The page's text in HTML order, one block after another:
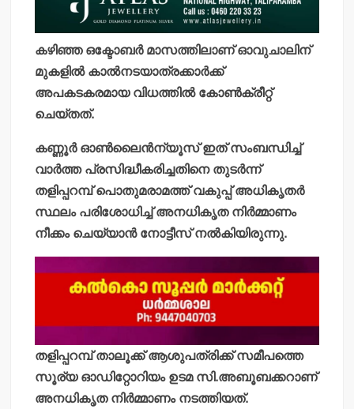
കഴിഞ്ഞ ഒക്ടോബര്‍ മാസത്തിലാണ് ഓവുചാലിന്
മുകളില്‍ കാല്‍നടയാത്രക്കാര്‍ക്ക്
അപകടകരമായ വിധത്തില്‍ കോണ്‍ക്രീറ്റ്
ചെയ്തത്.
കണ്ണൂര്‍ ഓണ്‍ലൈന്‍ന്യൂസ് ഇത് സംബന്ധിച്ച്
വാര്‍ത്ത പ്രസിദ്ധീകരിച്ചതിനെ തുടര്‍ന്ന്
തളിപ്പറമ്പ് പൊതുമരാമത്ത് വകുപ്പ് അധികൃതര്‍
സ്ഥലം പരിശോധിച്ച് അനധികൃത നിര്‍മ്മാണം
നീക്കം ചെയ്യാന്‍ നോട്ടീസ് നല്‍കിയിരുന്നു.
തളിപ്പറമ്പ് താലൂക്ക് ആശുപത്രിക്ക് സമീപത്തെ
സൂര്യ ഓഡിറ്റോറിയം ഉടമ സി.അബൂബക്കറാണ്
അനധികൃത നിര്‍മ്മാണം നടത്തിയത്.